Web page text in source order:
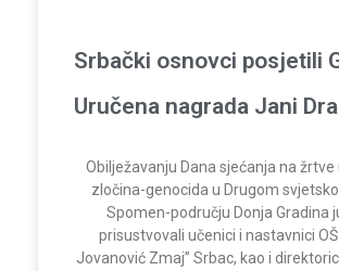
Srbački osnovci posjetili
Uručena nagrada Jani
Obilježavanju Dana sjećanja na
zločina-genocida u Drugom
Spomen-području Donja Gradina
prisustvovali učenici i nastavnici
Jovanović Zmaj” Srbac, kao i